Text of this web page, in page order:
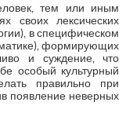
тем или иным
своих лексических
в специфическом
формирующих
и суждение, что
особый культурный
правильно при
появление неверных